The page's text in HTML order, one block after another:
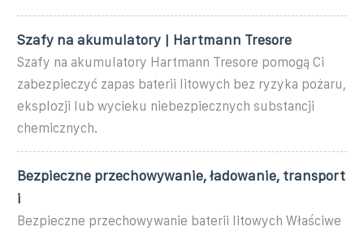
Szafy na akumulatory | Hartmann Tresore
Szafy na akumulatory Hartmann Tresore pomogą Ci
zabezpieczyć zapas baterii litowych bez ryzyka pożaru,
eksplozji lub wycieku niebezpiecznych substancji
chemicznych.
Bezpieczne przechowywanie, ładowanie, transport
i
Bezpieczne przechowywanie baterii litowych Właściwe